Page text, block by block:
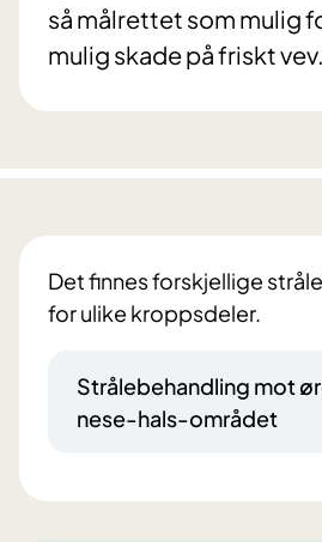
så målrettet som mulig
mulig skade på friskt vev.
Det finnes forskjellige
for ulike kroppsdeler.
Strålebehandling mot
nese-hals-området